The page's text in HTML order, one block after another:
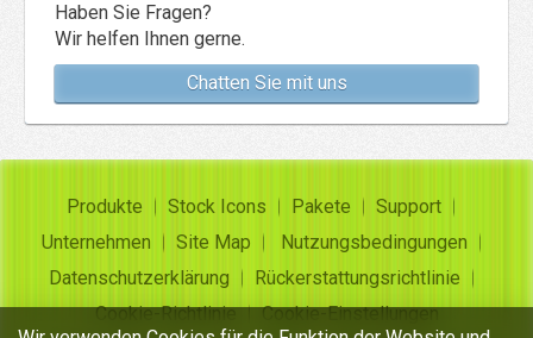
Haben Sie Fragen?
Wir helfen Ihnen gerne.
Chatten Sie mit uns
Produkte Stock Icons Pakete
Support
Unternehmen
Site Map
Nutzungsbedingungen
Datenschutzerklärung
Rückerstattungsrichtlinie
Cookie-Richtlinie
Cookie-Einstellungen